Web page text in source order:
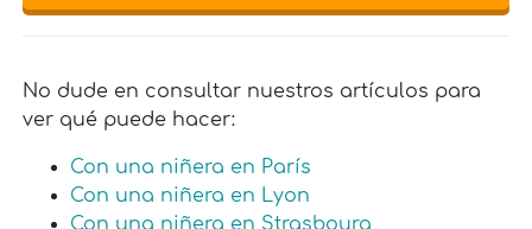
No dude en consultar nuestros artículos para
ver qué puede hacer:
Con una niñera en París
Con una niñera en Lyon
Con una niñera en Strasbourg